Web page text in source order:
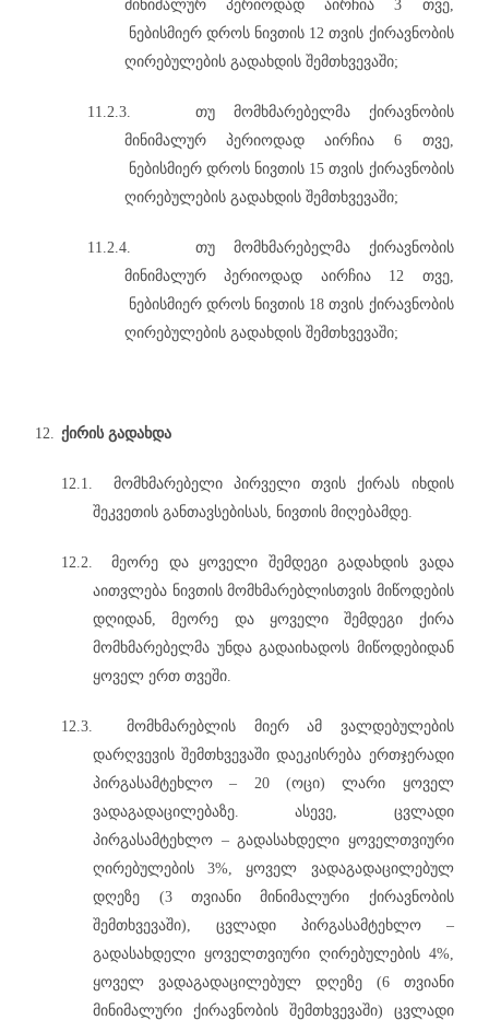
მინიმალურ პერიოდად აირჩია 3 თვე,
ნებისმიერ დროს ნივთის 12 თვის ქირავნობის
ღირებულების გადახდის შემთხვევაში;
11.2.3.
თუ მომხმარებელმა ქირავნობის
მინიმალურ პერიოდად აირჩია 6 თვე,
ნებისმიერ დროს ნივთის 15 თვის ქირავნობის
ღირებულების გადახდის შემთხვევაში;
11.2.4.
თუ მომხმარებელმა ქირავნობის
მინიმალურ პერიოდად აირჩია 12 თვე,
ნებისმიერ დროს ნივთის 18 თვის ქირავნობის
ღირებულების გადახდის შემთხვევაში;
12. ქირის გადახდა
12.1.
მომხმარებელი პირველი თვის ქირას იხდის
შეკვეთის განთავსებისას, ნივთის მიღებამდე.
12.2.
მეორე და ყოველი შემდეგი გადახდის ვადა
აითვლება ნივთის მომხმარებლისთვის მიწოდების
დღიდან, მეორე და ყოველი შემდეგი ქირა
მომხმარებელმა უნდა გადაიხადოს მიწოდებიდან
ყოველ ერთ თვეში.
12.3.
მომხმარებლის მიერ ამ ვალდებულების
დარღვევის შემთხვევაში დაეკისრება ერთჯერადი
პირგასამტეხლო – 20 (ოცი) ლარი ყოველ
ვადაგადაცილებაზე. ასევე, ცვლადი
პირგასამტეხლო – გადასახდელი ყოველთვიური
ღირებულების 3%, ყოველ ვადაგადაცილებულ
დღეზე (3 თვიანი მინიმალური ქირავნობის
შემთხვევაში), ცვლადი პირგასამტეხლო –
გადასახდელი ყოველთვიური ღირებულების 4%,
ყოველ ვადაგადაცილებულ დღეზე (6 თვიანი
მინიმალური ქირავნობის შემთხვევაში) ცვლადი